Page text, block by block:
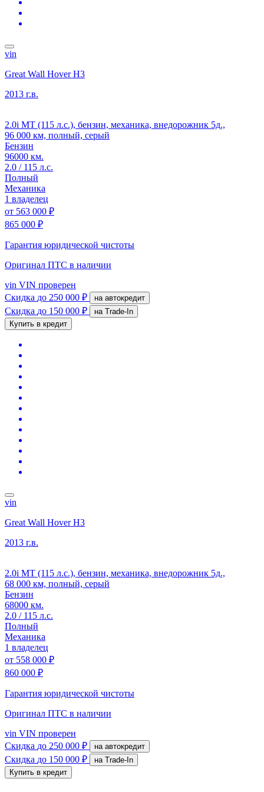
vin
Great Wall Hover H3
2013 г.в.
2.0i MT (115 л.с.), бензин, механика, внедорожник 5д.,
96 000 км, полный, серый
Бензин
96000 км.
2.0 / 115 л.с.
Полный
Механика
1 владелец
от 563 000 ₽
865 000 ₽
Гарантия юридической чистоты
Оригинал ПТС в наличии
vin VIN проверен
Скидка до 250 000 ₽ на автокредит
Скидка до 150 000 ₽
на Trade-In
Купить в кредит
vin
Great Wall Hover H3
2013 г.в.
2.0i MT (115 л.с.), бензин, механика, внедорожник 5д.,
68 000 км, полный, серый
Бензин
68000 км.
2.0 / 115 л.с.
Полный
Механика
1 владелец
от 558 000 ₽
860 000 ₽
Гарантия юридической чистоты
Оригинал ПТС в наличии
vin VIN проверен
Скидка до 250 000 ₽ на автокредит
Скидка до 150 000 ₽
на Trade-In
Купить в кредит